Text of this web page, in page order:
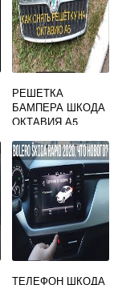
РЕШЕТКА
БАМПЕРА ШКОДА
ОКТАВИЯ А5
ТЕЛЕФОН ШКОДА